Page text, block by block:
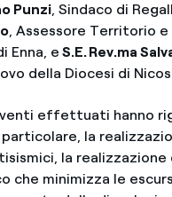
Punzi, Sindaco di
, Assessore Territorio
Enna, e S.E. Rev.ma
della Diocesi di
effettuati hanno
la
la realizzazione
che minimizza le